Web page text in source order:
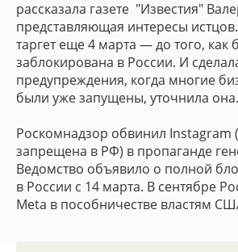
рассказала газете "Известия"
представляющая интересы
таргет еще 4 марта — до того, как
заблокирована в России. И
предупреждения, когда многие
были уже запущены, уточнила она.
Роскомнадзор обвинил Instagram
запрещена в РФ) в пропаганде
Ведомство объявило о полной
в России с 14 марта. В сентябре
Meta в пособничестве властям
Размер прикрепляемого файла не
Прикрепить можно файлы в формате
Нажимая кнопку «Отправить заявку»
собработкой своих
Прикрепить
Размер прикрепляемого файла не
Прикрепить можно файлы в формате
Нажимая кнопку «Отправить заявку»
С 2009 по 2019 годы было
построить элитные дачи, завод по
нитроцеллюлозы с хранилищем
санаторий для китайских
пешеходную трассу с
России масштабной
изменением климата всего Северо-
региона, уничтожением
и растений, а главное -
значительным уменьшением